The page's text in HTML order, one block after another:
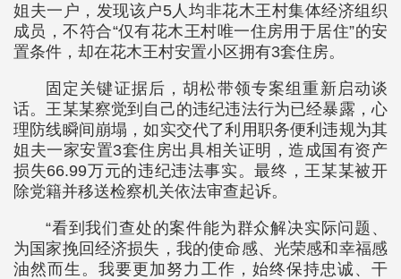
姐夫一户，发现该户5人均非花木王村集体经济组织
成员，不符合“仅有花木王村唯一住房用于居住”的安
置条件，却在花木王村安置小区拥有3套住房。
固定关键证据后，胡松带领专案组重新启动谈
话。王某某察觉到自己的违纪违法行为已经暴露，心
理防线瞬间崩塌，如实交代了利用职务便利违规为其
姐夫一家安置3套住房出具相关证明，造成国有资产
损失66.99万元的违纪违法事实。最终，王某某被开
除党籍并移送检察机关依法审查起诉。
“看到我们查处的案件能为群众解决实际问题、
为国家挽回经济损失，我的使命感、光荣感和幸福感
油然而生。我要更加努力工作，始终保持忠诚、干